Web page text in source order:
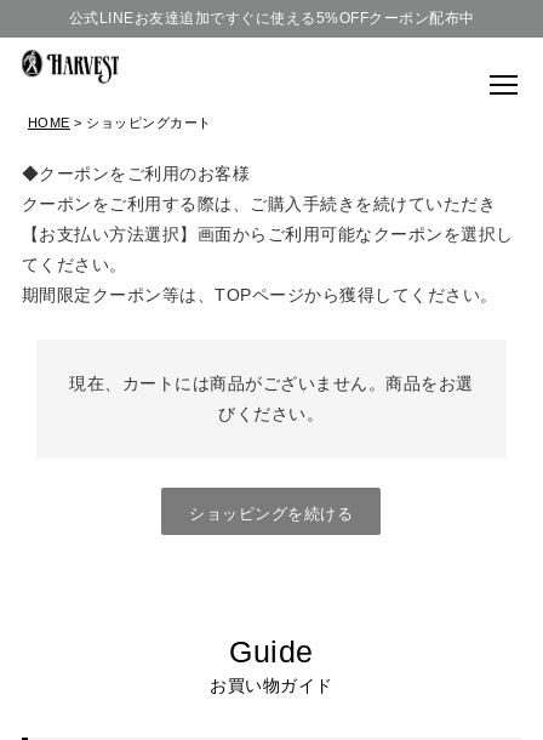
公式LINEお友達追加ですぐに使える5%OFFクーポン配布中
HOME ショッピングカート
◆クーポンをご利用のお客様
クーポンをご利用する際は、ご購入手続きを続けていただき
【お支払い方法選択】画面からご利用可能なクーポンを選択し
てください。
期間限定クーポン等は、TOPページから獲得してください。
現在、カートには商品がございません。商品をお選
びください。
ショッピングを続ける
Guide
お買い物ガイド